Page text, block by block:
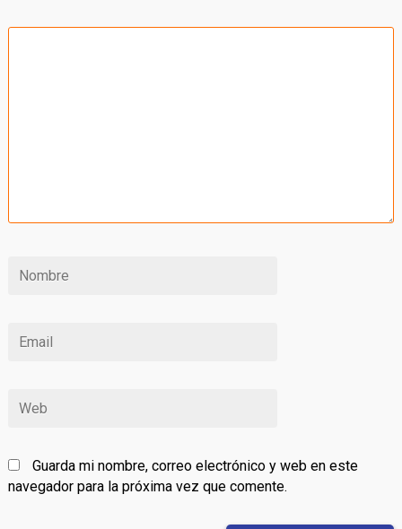
Guarda mi nombre, correo electrónico y web en este
navegador para la próxima vez que comente.